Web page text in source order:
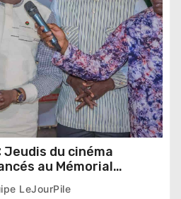
Jeudis du cinéma
au Mémorial
LeJourPile